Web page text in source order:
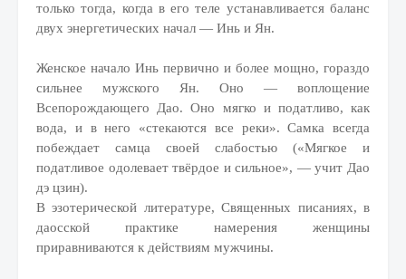
только тогда, когда в его теле устанавливается баланс
двух энергетических начал — Инь и Ян.
Женское начало Инь первично и более мощно, гораздо
сильнее мужского Ян. Оно — воплощение
Всепорождающего Дао. Оно мягко и податливо, как
вода, и в него «стекаются все реки». Самка всегда
побеждает самца своей слабостью («Мягкое и
податливое одолевает твёрдое и сильное», — учит Дао
дэ цзин).
В эзотерической литературе, Священных писаниях, в
даосской практике намерения женщины
приравниваются к действиям мужчины.